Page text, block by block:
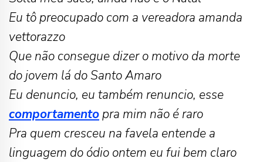
Eu tô preocupado com a vereadora amanda
vettorazzo
Que não consegue dizer o motivo da morte
do jovem lá do Santo Amaro
Eu denuncio, eu também renuncio, esse
comportamentopra mim não é raro
Pra quem cresceu na favela entende a
linguagem do ódio ontem eu fui bem claro